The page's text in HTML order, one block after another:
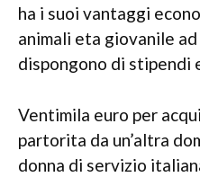
ha i suoi vantaggi
animali eta giovanile
dispongono di stipendi
Ventimila euro per
partorita da un’altra
donna di servizio